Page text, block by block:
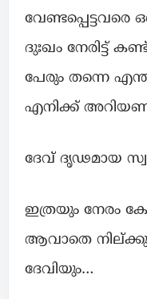
വേണ്ടപ്പെട്ടവരെ
ദുഃഖം നേരിട്ട്
പേരും തന്നെ
എനിക്ക്
ദേവ് ദൃഢമായ
ഇത്രയും നേരം
ആവാതെ
ദേവിയും…